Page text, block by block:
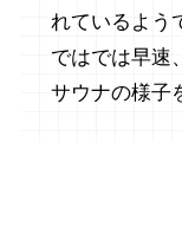
れているよう
ではでは早速、
サウナの様子